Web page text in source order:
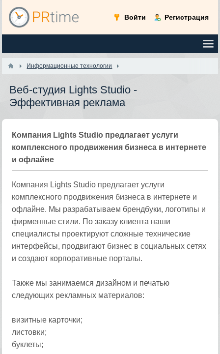
Войти Регистрация
Информационные технологии
Веб-студия Lights Studio -
Эффективная реклама
Компания Lights Studio предлагает услуги
комплексного продвижения бизнеса в интернете
и офлайне
Компания Lights Studio предлагает услуги
комплексного продвижения бизнеса в интернете и
офлайне. Мы разрабатываем брендбуки, логотипы и
фирменные стили. По заказу клиента наши
специалисты проектируют сложные технические
интерфейсы, продвигают бизнес в социальных сетях
и создают корпоративные порталы.
Также мы занимаемся дизайном и печатью
следующих рекламных материалов:
визитные карточки;
листовки;
буклеты;